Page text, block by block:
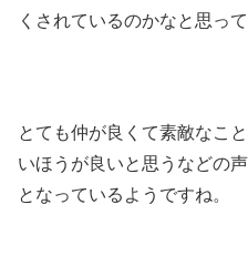
くされているのかなと思っ
とても仲が良くて素敵なこ
いほうが良いと思うなどの
となっているようですね。